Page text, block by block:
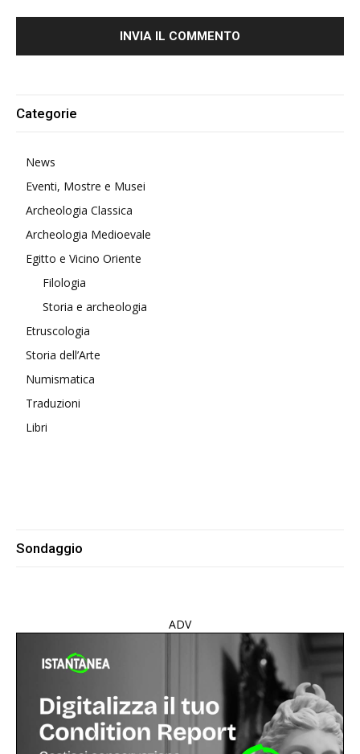
Categorie
News
Eventi, Mostre e Musei
Archeologia Classica
Archeologia Medioevale
Egitto e Vicino Oriente
Filologia
Storia e archeologia
Etruscologia
Storia dell’Arte
Numismatica
Traduzioni
Libri
Sondaggio
ADV